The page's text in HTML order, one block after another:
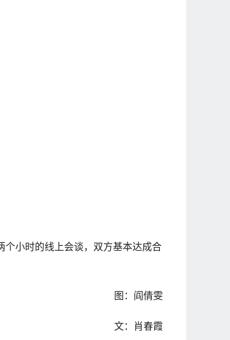
个小时的线上会谈，双方基本达成合
图：阎倩雯
文：肖春霞